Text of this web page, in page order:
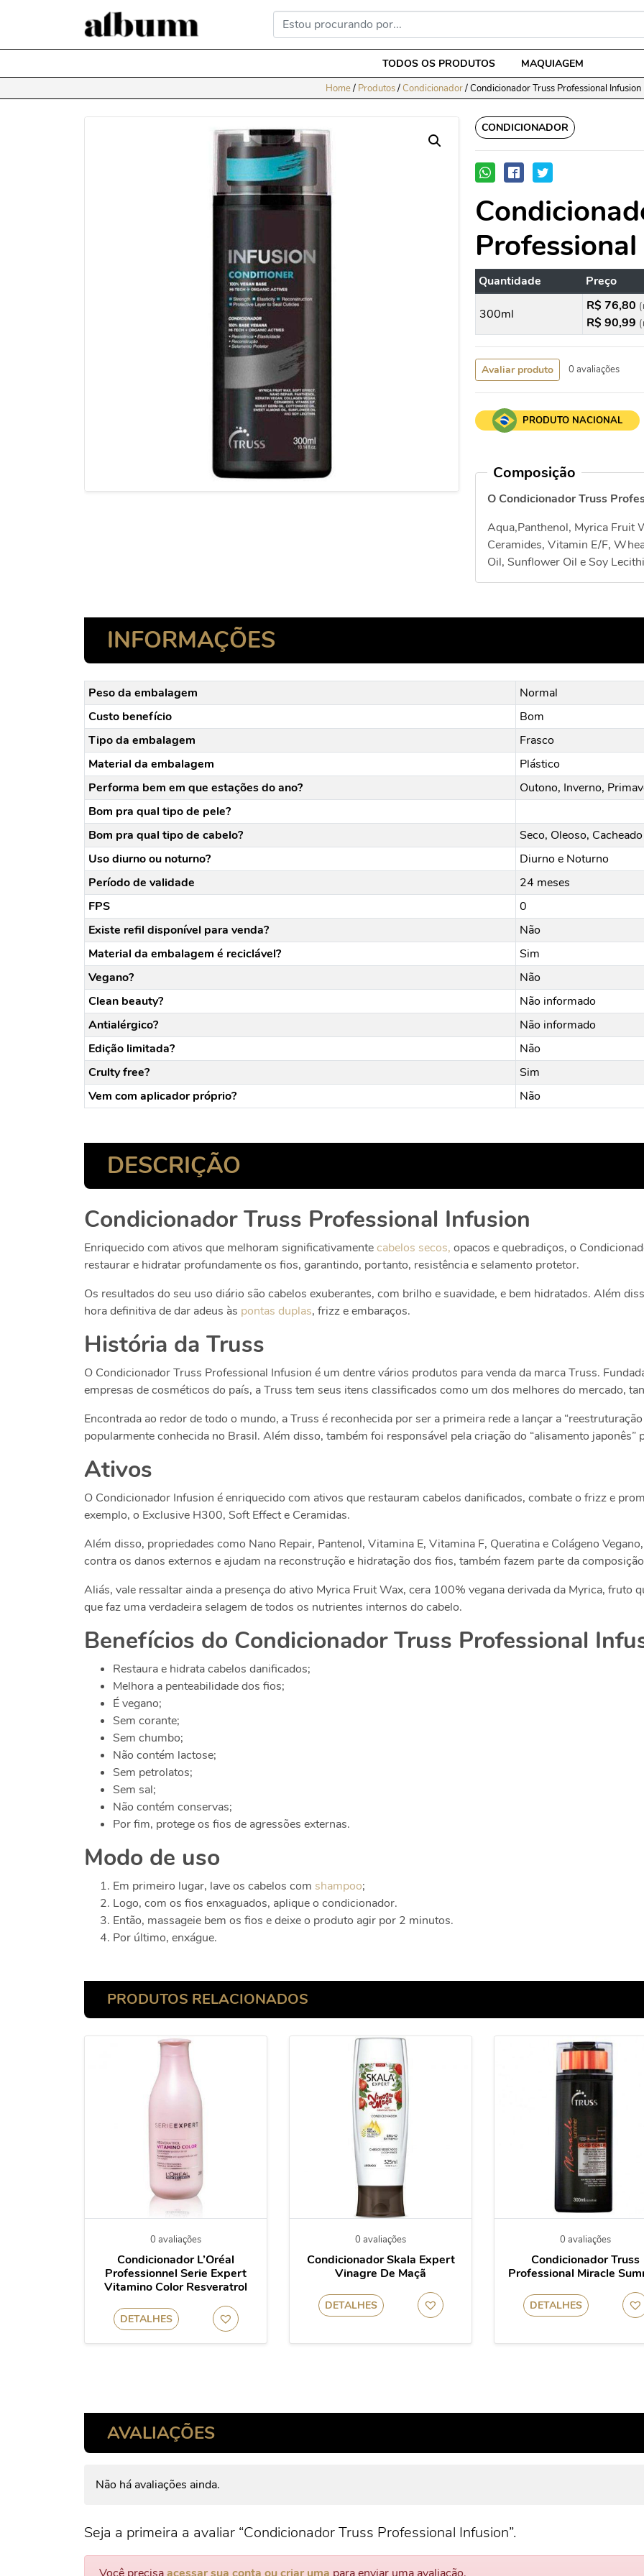
TODOS OS PRODUTOS MAQUIAGEM
Home/ Produtos/Condicionador/Condicionador Truss Professional Infusion
CONDICIONADOR
Quantidade Preço
300ml
R$ 76,80
R$ 90,99
Avaliar produto 0 avaliações
PRODUTO NACIONAL
Composição
O Condicionador Truss
Aqua,Panthenol, Myrica Fruit
Ceramides, Vitamin E/F,
Oil, Sunflower Oil e Soy
INFORMAÇÕES
Peso da embalagem
Normal
Custo benefício
Bom
Tipo da embalagem
Frasco
Material da embalagem
Plástico
Performa bem em que estações do ano?
Outono, Inverno,
Bom pra qual tipo de pele?
Bom pra qual tipo de cabelo?
Seco, Oleoso,
Uso diurno ou noturno?
Diurno e Noturno
Período de validade
24 meses
FPS
0
Existe refil disponível para venda?
Não
Material da embalagem é reciclável?
Sim
Vegano?
Não
Clean beauty?
Não informado
Antialérgico?
Não informado
Edição limitada?
Não
Crulty free?
Sim
Vem com aplicador próprio?
Não
DESCRIÇÃO
Condicionador Truss Professional Infusion
Enriquecido com ativos que melhoram significativamentecabelos secos, opacos e quebradiços, o
restaurar e hidratar profundamente os fios, garantindo, portanto, resistência e selamento protetor.
Os resultados do seu uso diário são cabelos exuberantes, com brilho e suavidade, e bem hidratados. Além
hora definitiva de dar adeus às pontas duplas, frizz e embaraços.
História da Truss
O Condicionador Truss Professional Infusion é um dentre vários produtos para venda da marca Truss.
empresas de cosméticos do país, a Truss tem seus itens classificados como um dos melhores do mercado,
Encontrada ao redor de todo o mundo, a Truss é reconhecida por ser a primeira rede a lançar a
popularmente conhecida no Brasil. Além disso, também foi responsável pela criação do “alisamento japonês”
Ativos
O Condicionador Infusion é enriquecido com ativos que restauram cabelos danificados, combate o frizz e
exemplo, o Exclusive H300, Soft Effect e Ceramidas.
Além disso, propriedades como Nano Repair, Pantenol, Vitamina E, Vitamina F, Queratina e Colágeno
contra os danos externos e ajudam na reconstrução e hidratação dos fios, também fazem parte da
Aliás, vale ressaltar ainda a presença do ativo Myrica Fruit Wax, cera 100% vegana derivada da Myrica, fruto
que faz uma verdadeira selagem de todos os nutrientes internos do cabelo.
Benefícios do Condicionador Truss Professional
Restaura e hidrata cabelos danificados;
Melhora a penteabilidade dos fios;
É vegano;
Sem corante;
Sem chumbo;
Não contém lactose;
Sem petrolatos;
Sem sal;
Não contém conservas;
Por fim, protege os fios de agressões externas.
Modo de uso
Em primeiro lugar, lave os cabelos com shampoo;
Logo, com os fios enxaguados, aplique o condicionador.
Então, massageie bem os fios e deixe o produto agir por 2 minutos.
Por último, enxágue.
PRODUTOS RELACIONADOS
0 avaliações
Condicionador L’Oréal
Professionnel Serie Expert
Vitamino Color Resveratrol
DETALHES
0 avaliações
Condicionador Skala Expert
Vinagre De Maçã
DETALHES
0 avaliações
Condicionador Truss
Professional Miracle
DETALHES
AVALIAÇÕES
Não há avaliações ainda.
Seja a primeira a avaliar “Condicionador Truss Professional Infusion”.